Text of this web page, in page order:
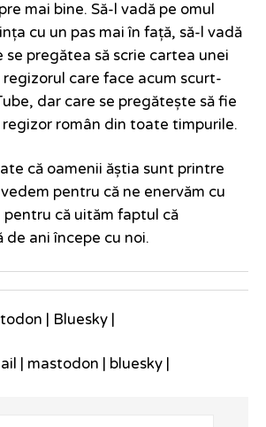
mai bine. Să-l vadă pe omul
cu un pas mai în față, să-l vadă
se pregătea să scrie cartea unei
care face acum scurt-
dar care se pregătește să fie
român din toate timpurile.
că oamenii ăștia sunt printre
pentru că ne enervăm cu
că uităm faptul că
de ani începe cu noi.
Bluesky
mastodon bluesky